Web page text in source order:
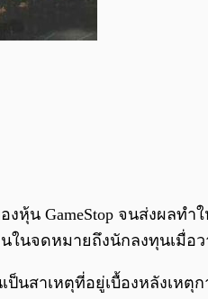
น GameStop จนส่งผลท
นในจดหมายถึงนักลงทุนเมื่อ
นสาเหตุที่อยู่เบื้องหลังเหตุ